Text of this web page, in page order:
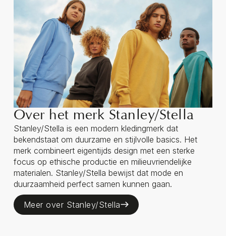
Over het merk Stanley/Stella
Stanley/Stella is een modern kledingmerk dat
bekendstaat om duurzame en stijlvolle basics. Het
merk combineert eigentijds design met een sterke
focus op ethische productie en milieuvriendelijke
materialen. Stanley/Stella bewijst dat mode en
duurzaamheid perfect samen kunnen gaan.
Meer over Stanley/Stella